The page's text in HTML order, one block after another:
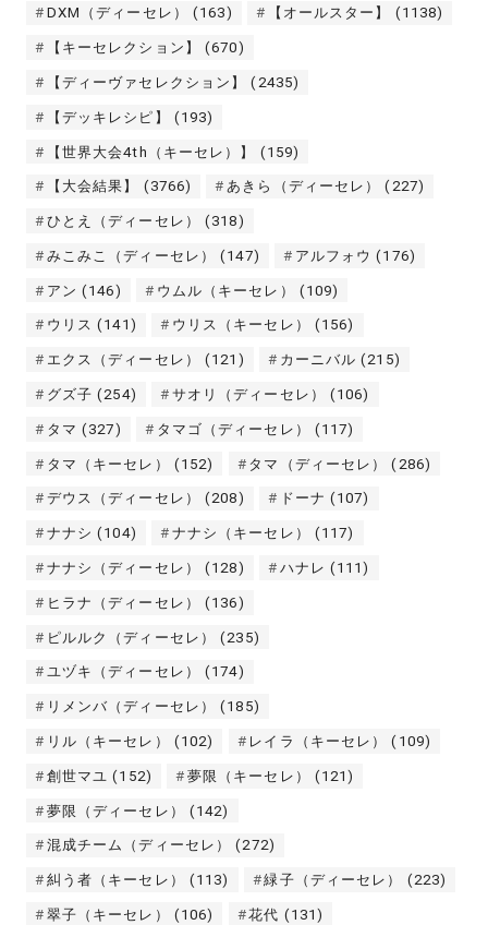
DXM（ディーセレ） (163) 【オールスター】 (1138)
【キーセレクション】 (670)
【ディーヴァセレクション】 (2435)
【デッキレシピ】 (193)
【世界大会4th（キーセレ）】 (159)
【大会結果】 (3766) あきら（ディーセレ） (227)
ひとえ（ディーセレ） (318)
みこみこ（ディーセレ） (147) アルフォウ (176)
アン (146) ウムル（キーセレ） (109)
ウリス (141) ウリス（キーセレ） (156)
エクス（ディーセレ） (121) カーニバル (215)
グズ子 (254) サオリ（ディーセレ） (106)
タマ (327) タマゴ（ディーセレ） (117)
タマ（キーセレ） (152) タマ（ディーセレ） (286)
デウス（ディーセレ） (208) ドーナ (107)
ナナシ (104) ナナシ（キーセレ） (117)
ナナシ（ディーセレ） (128) ハナレ (111)
ヒラナ（ディーセレ） (136)
ピルルク（ディーセレ） (235)
ユヅキ（ディーセレ） (174)
リメンバ（ディーセレ） (185)
リル（キーセレ） (102) レイラ（キーセレ） (109)
創世マユ (152) 夢限（キーセレ） (121)
夢限（ディーセレ） (142)
混成チーム（ディーセレ） (272)
糾う者（キーセレ） (113) 緑子（ディーセレ） (223)
翠子（キーセレ） (106) 花代 (131)